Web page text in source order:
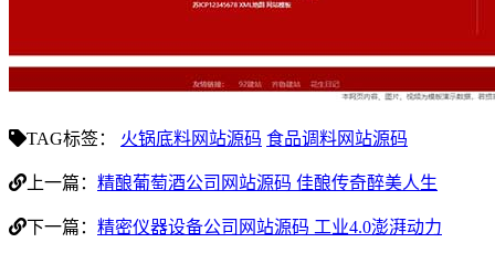
TAG标签： 火锅底料网站源码 食品调料网站源码
上一篇： 精酿葡萄酒公司网站源码 佳酿传奇醉美人生
下一篇： 精密仪器设备公司网站源码 工业4.0澎湃动力